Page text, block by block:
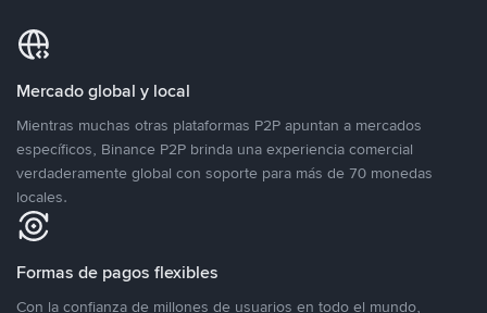
Mercado global y local
Mientras muchas otras plataformas P2P apuntan a mercados
específicos, Binance P2P brinda una experiencia comercial
verdaderamente global con soporte para más de 70 monedas
locales.
Formas de pagos flexibles
Con la confianza de millones de usuarios en todo el mundo,